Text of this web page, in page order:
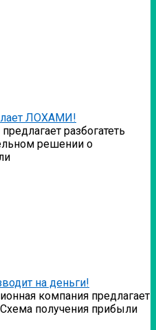
ЛОХАМИ!
разбогатеть
решении о
на деньги!
компания предлагает
получения прибыли